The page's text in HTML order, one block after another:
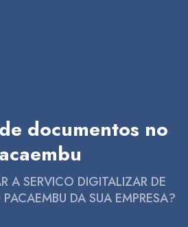
documentos no
A SERVICO DIGITALIZAR DE
DA SUA EMPRESA?